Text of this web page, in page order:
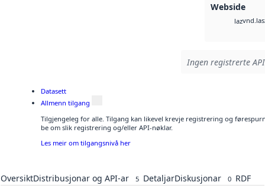
Webside
laz
Ingen registrerte
Datasett
Allmenn tilgang
Tilgjengeleg for alle. Tilgang kan likevel krevje registrering og
be om slik registrering og/eller API-nøklar.
Les meir om tilgangsnivå her
OversiktDistribusjonar og API-ar 5 DetaljarDiskusjonar 0 RDF